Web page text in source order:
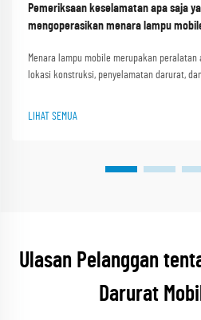
Pemeriksaan keselamatan apa saja
mengoperasikan menara lampu
Menara lampu mobile merupakan
lokasi konstruksi, penyelamatan darurat,
LIHAT SEMUA
Ulasan Pelanggan
Darurat